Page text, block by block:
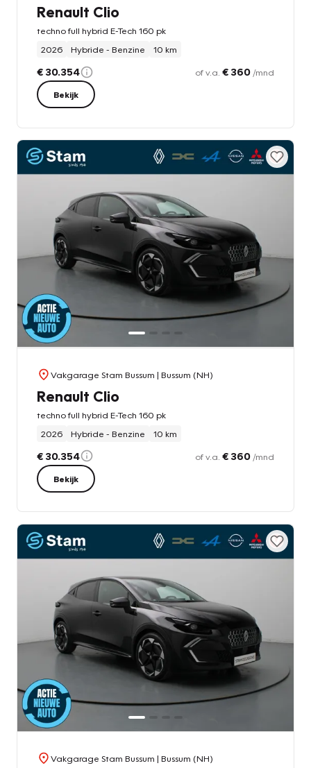
Renault Clio
techno full hybrid E-Tech 160 pk
2026
Hybride - Benzine 10 km
€ 30.354 of v.a. € 360 /mnd
Bekijk
Vakgarage Stam Bussum | Bussum (NH)
Renault Clio
techno full hybrid E-Tech 160 pk
2026
Hybride - Benzine 10 km
€ 30.354 of v.a. € 360 /mnd
Bekijk
Vakgarage Stam Bussum | Bussum (NH)